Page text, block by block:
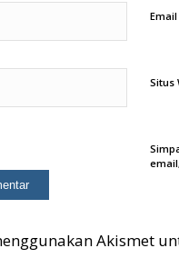
Email
Situs
Akismet